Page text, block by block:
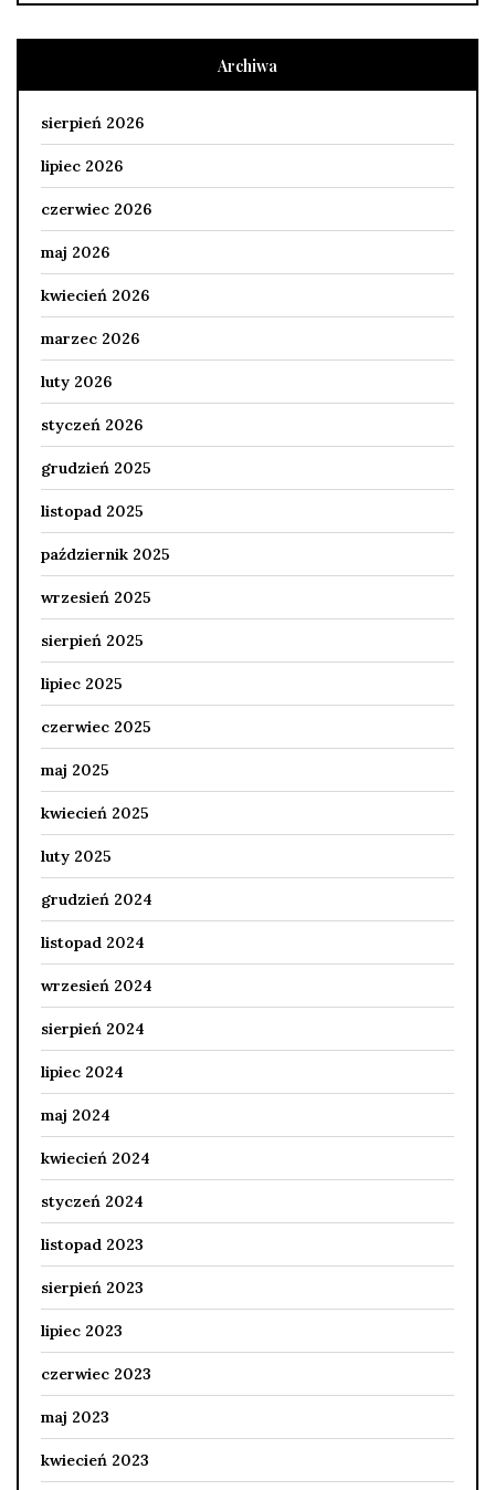
Archiwa
sierpień 2026
lipiec 2026
czerwiec 2026
maj 2026
kwiecień 2026
marzec 2026
luty 2026
styczeń 2026
grudzień 2025
listopad 2025
październik 2025
wrzesień 2025
sierpień 2025
lipiec 2025
czerwiec 2025
maj 2025
kwiecień 2025
luty 2025
grudzień 2024
listopad 2024
wrzesień 2024
sierpień 2024
lipiec 2024
maj 2024
kwiecień 2024
styczeń 2024
listopad 2023
sierpień 2023
lipiec 2023
czerwiec 2023
maj 2023
kwiecień 2023